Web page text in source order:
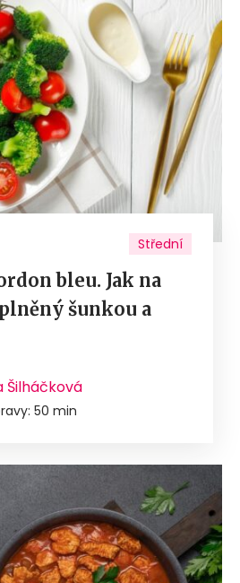
Střední
bleu. Jak na
šunkou a
Šilháčková
50 min